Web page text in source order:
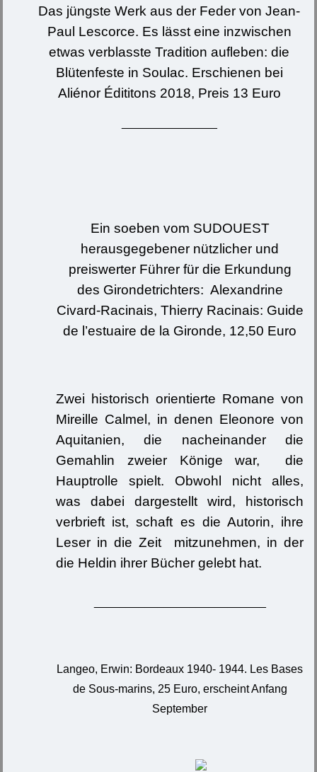
Das jüngste Werk aus der Feder von Jean-
Paul Lescorce. Es lässt eine inzwischen
etwas verblasste Tradition aufleben: die
Blütenfeste in Soulac. Erschienen bei
Aliénor Édititons 2018, Preis 13 Euro
Ein soeben vom SUDOUEST
herausgegebener nützlicher und
preiswerter Führer für die Erkundung
des Girondetrichters: Alexandrine
Civard-Racinais, Thierry Racinais: Guide
de l’estuaire de la Gironde, 12,50 Euro
Zwei historisch orientierte Romane von
Mireille Calmel, in denen Eleonore von
Aquitanien, die nacheinander die
Gemahlin zweier Könige war, die
Hauptrolle spielt. Obwohl nicht alles,
was dabei dargestellt wird, historisch
verbrieft ist, schaft es die Autorin, ihre
Leser in die Zeit mitzunehmen, in der
die Heldin ihrer Bücher gelebt hat.
Langeo, Erwin: Bordeaux 1940- 1944. Les Bases
de Sous-marins, 25 Euro, erscheint Anfang
September